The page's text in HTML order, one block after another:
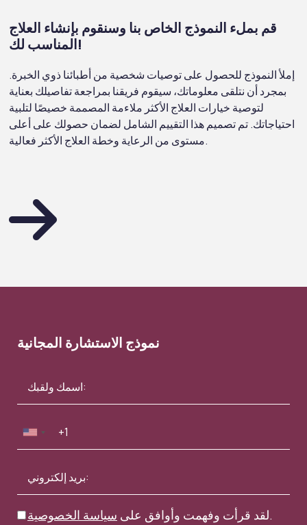
قم بملء النموذج الخاص بنا وسنقوم بإنشاء العلاج
المناسب لك!
إملأ النموذج للحصول على توصيات شخصية من أطبائنا ذوي الخبرة.
بمجرد أن نتلقى معلوماتك، سيقوم فريقنا بمراجعة تفاصيلك بعناية
لتوصية خيارات العلاج الأكثر ملاءمة المصممة خصيصًا لتلبية
احتياجاتك. تم تصميم هذا التقييم الشامل لضمان حصولك على أعلى
مستوى من الرعاية وخطة العلاج الأكثر فعالية.
نموذج الاستشارة المجانية
لقد قرأت وفهمت وأوافق على سياسة الخصوصية
.